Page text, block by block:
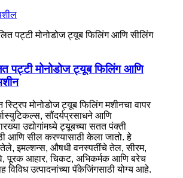
पट्टी मोनोडोज ट्यूब फिलिंग आणि
मोनोडोज ट्यूब फिलिंग मशीनचा वापर
सौंदर्यप्रसाधने आणि
उद्योगांमध्ये ट्यूबच्या सतत पंक्ती
आणि सील करण्यासाठी केला जातो. हे
इमल्शन्स, औषधी वनस्पतींचे तेल, सीरम,
पूरक आहार, चिकट, अभिकर्मक आणि बरेच
विविध उत्पादनांच्या पॅकेजिंगसाठी योग्य आहे.